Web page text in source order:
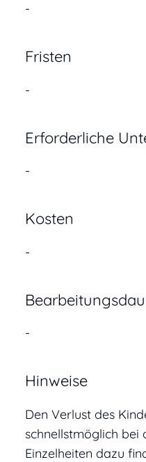
-
Fristen
-
Erforderliche
-
Kosten
-
-
Hinweise
Den Verlust des
schnellstmöglich bei
Einzelheiten dazu